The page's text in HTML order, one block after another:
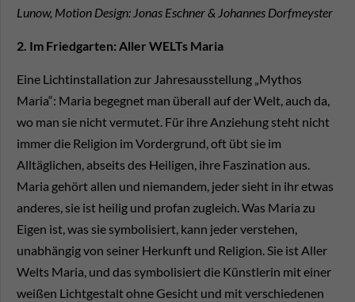
Lunow, Motion Design: Jonas Eschner & Johannes Dorfmeyster
2. Im Friedgarten: Aller WELTs Maria
Eine Lichtinstallation zur Jahresausstellung „Mythos
Maria“: Maria begegnet man überall auf der Welt, auch da,
wo man sie nicht vermutet. Für ihre Anziehung steht nicht
immer die Religion im Vordergrund, oft übt sie im
Alltäglichen, abseits des Heiligen, ihre Faszination aus.
Maria gehört allen und niemandem, jeder sieht in ihr etwas
anderes, sie ist heilig und profan zugleich. Was Maria zu
Eigen ist, was sie symbolisiert, kann jeder verstehen,
unabhängig von seiner Herkunft und Religion. Sie ist Aller
Welts Maria, und das symbolisiert die Künstlerin mit einer
weißen Lichtgestalt ohne Gesicht und mit verschiedenen